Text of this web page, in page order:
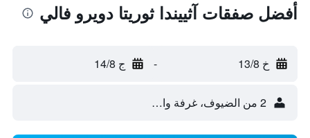
أفضل صفقات آثييندا ثوريتا دويرو فالي
خ 13/8 - ج 14/8
2 من الضيوف، غرفة واحدة